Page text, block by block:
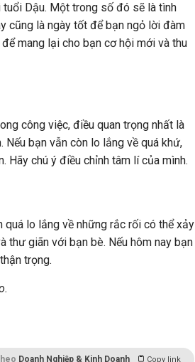
Dậu. Một trong số đó sẽ là tình
cũng là ngày tốt để bạn ngỏ lời đàm
mang lại cho bạn cơ hội mới và thu
công việc, điều quan trọng nhất là
bạn vẫn còn lo lắng về quá khứ,
Hãy chú ý điều chỉnh tâm lí của mình.
lo lắng về những rắc rối có thể xảy
thư giãn với bạn bè. Nếu hôm nay bạn
trọng.
Doanh Nghiệp & Kinh Doanh Copy link